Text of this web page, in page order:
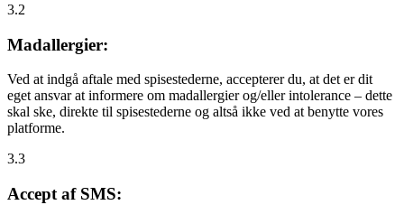
3.2
Madallergier:
Ved at indgå aftale med spisestederne, accepterer du, at det er dit
eget ansvar at informere om madallergier og/eller intolerance – dette
skal ske, direkte til spisestederne og altså ikke ved at benytte vores
platforme.
3.3
Accept af SMS: